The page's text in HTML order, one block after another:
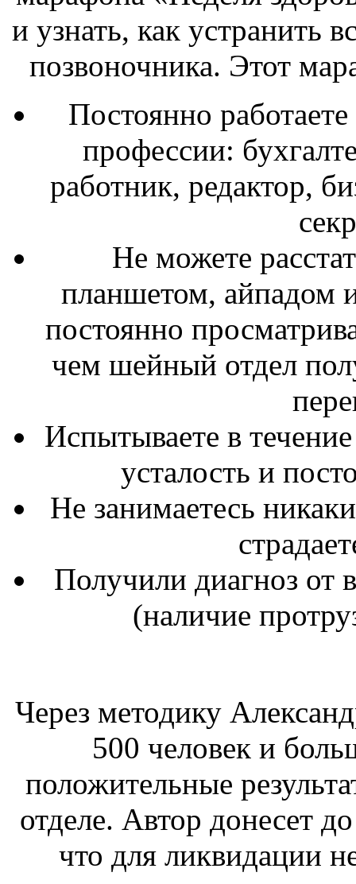
и узнать, как устранить
позвоночника. Этот
Постоянно
профессии:
работник, редактор,
Не можете
планшетом, айпадом
постоянно
чем шейный отдел
Испытываете в
усталость и
Не занимаетесь
Получили диагноз от
(наличие
Через методику
500 человек и
положительные
отделе. Автор донесет
что для ликвидации